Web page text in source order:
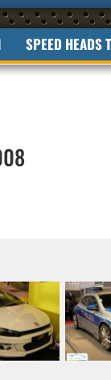
SPEED HEADS